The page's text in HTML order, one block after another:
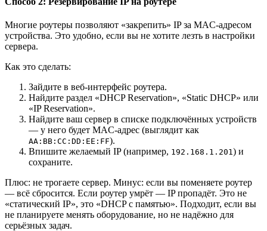
Многие роутеры позволяют «закрепить» IP за MAC-адресом
устройства. Это удобно, если вы не хотите лезть в настройки
сервера.
Как это сделать:
Зайдите в веб-интерфейс роутера.
Найдите раздел «DHCP Reservation», «Static DHCP» или
«IP Reservation».
Найдите ваш сервер в списке подключённых устройств
— у него будет MAC-адрес (выглядит как
AA:BB:CC:DD:EE:FF).
Впишите желаемый IP (например, 192.168.1.201) и
сохраните.
Плюс: не трогаете сервер. Минус: если вы поменяете роутер
— всё сбросится. Если роутер умрёт — IP пропадёт. Это не
«статический IP», это «DHCP с памятью». Подходит, если вы
не планируете менять оборудование, но не надёжно для
серьёзных задач.